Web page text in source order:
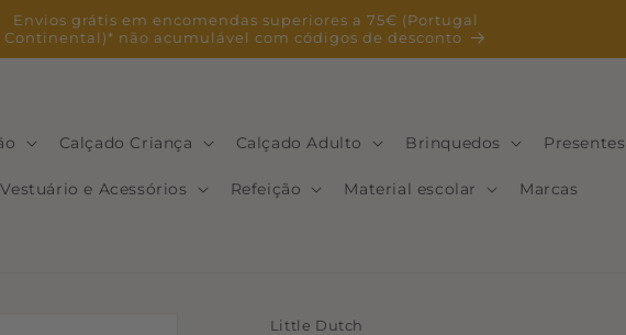
Envios grátis em encomendas superiores a 75€ (Portugal
Continental)* não acumulável com códigos de desconto
Calçado Criança Calçado Adulto Brinquedos
Vestuário e Acessórios Refeição Material escolar Marcas
Little Dutch